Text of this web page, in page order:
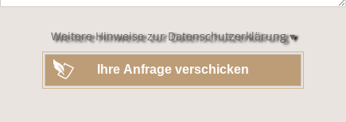
leer.
Weitere Hinweise zur Datenschutzerklärung ▾